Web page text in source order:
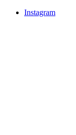
Instagram